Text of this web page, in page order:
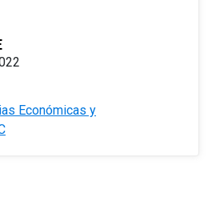
Económicas y